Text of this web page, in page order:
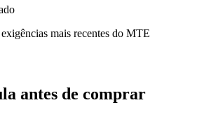
mais recentes do MTE
antes de comprar